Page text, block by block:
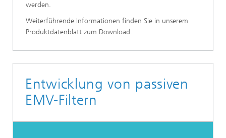
werden.
Weiterführende Informationen finden Sie in unserem
Produktdatenblatt zum Download.
Entwicklung von passiven
EMV-Filtern